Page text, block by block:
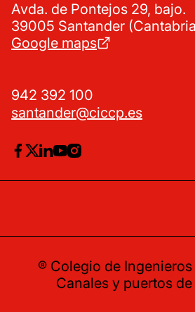
Avda. de Pontejos 29, bajo.
39005 Santander
Google maps
942 392 100
santander@ciccp.es
® Colegio de
Canales y puertos